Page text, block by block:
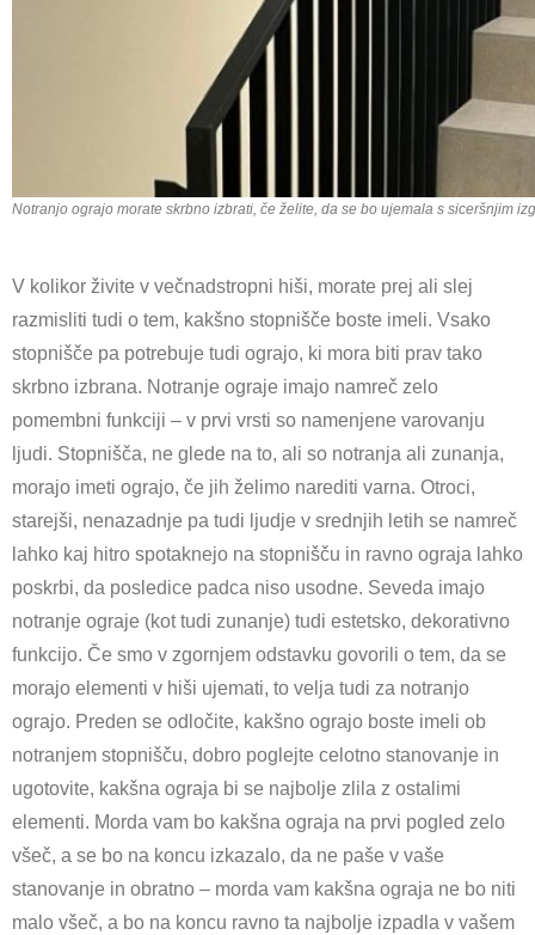
Notranjo ograjo morate skrbno izbrati, če želite, da se bo ujemala s siceršnjim
V kolikor živite v večnadstropni hiši, morate prej ali slej
razmisliti tudi o tem, kakšno stopnišče boste imeli. Vsako
stopnišče pa potrebuje tudi ograjo, ki mora biti prav tako
skrbno izbrana. Notranje ograje imajo namreč zelo
pomembni funkciji – v prvi vrsti so namenjene varovanju
ljudi. Stopnišča, ne glede na to, ali so notranja ali zunanja,
morajo imeti ograjo, če jih želimo narediti varna. Otroci,
starejši, nenazadnje pa tudi ljudje v srednjih letih se namreč
lahko kaj hitro spotaknejo na stopnišču in ravno ograja lahko
poskrbi, da posledice padca niso usodne. Seveda imajo
notranje ograje (kot tudi zunanje) tudi estetsko, dekorativno
funkcijo. Če smo v zgornjem odstavku govorili o tem, da se
morajo elementi v hiši ujemati, to velja tudi za notranjo
ograjo. Preden se odločite, kakšno ograjo boste imeli ob
notranjem stopnišču, dobro poglejte celotno stanovanje in
ugotovite, kakšna ograja bi se najbolje zlila z ostalimi
elementi. Morda vam bo kakšna ograja na prvi pogled zelo
všeč, a se bo na koncu izkazalo, da ne paše v vaše
stanovanje in obratno – morda vam kakšna ograja ne bo niti
malo všeč, a bo na koncu ravno ta najbolje izpadla v vašem